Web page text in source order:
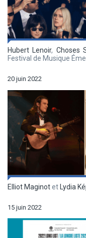
Hubert Lenoir, Choses
Festival de Musique
20 juin 2022
Elliot MaginotetLydia
15 juin 2022